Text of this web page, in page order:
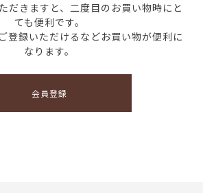
だきますと、二度目のお買い物時にと
ても便利です。
登録いただけるなどお買い物が便利に
なります。
会員登録